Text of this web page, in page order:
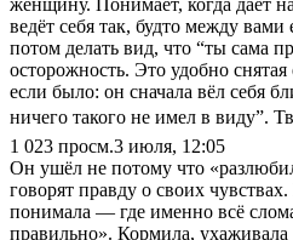
ведёт себя так, будто между вами
потом делать вид, что “ты сама
осторожность. Это удобно снятая
если было: он сначала вёл себя
ничего такого не имел в
1 023 просм.3 июля, 12:05
Он ушёл не потому что
говорят правду о своих
понимала — где именно всё
правильно». Кормила,